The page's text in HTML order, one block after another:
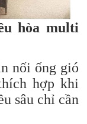
hòa multi
nối ống gió
hợp khi
sâu chỉ cần